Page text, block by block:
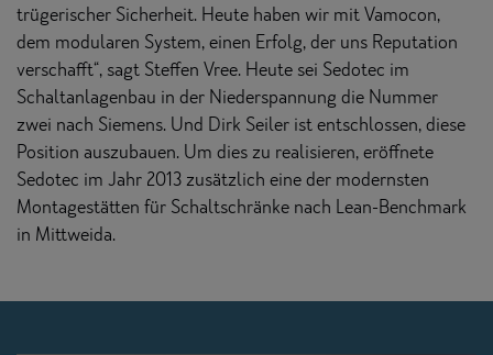
trügerischer Sicherheit. Heute haben wir mit Vamocon,
dem modularen System, einen Erfolg, der uns Reputation
verschafft“, sagt Steffen Vree. Heute sei Sedotec im
Schaltanlagenbau in der Niederspannung die Nummer
zwei nach Siemens. Und Dirk Seiler ist entschlossen, diese
Position auszubauen. Um dies zu realisieren, eröffnete
Sedotec im Jahr 2013 zusätzlich eine der modernsten
Montagestätten für Schaltschränke nach Lean-Benchmark
in Mittweida.